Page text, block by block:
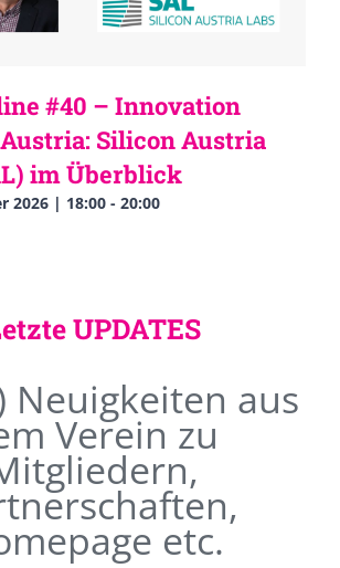
#40 – Innovation
Silicon Austria
im Überblick
2026 | 18:00 - 20:00
UPDATES
Neuigkeiten aus
Verein zu
etc.